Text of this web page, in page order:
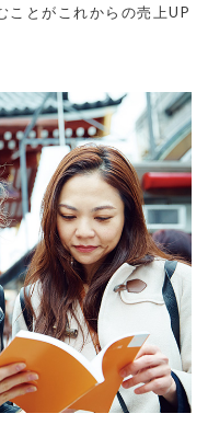
ことがこれからの売上UP